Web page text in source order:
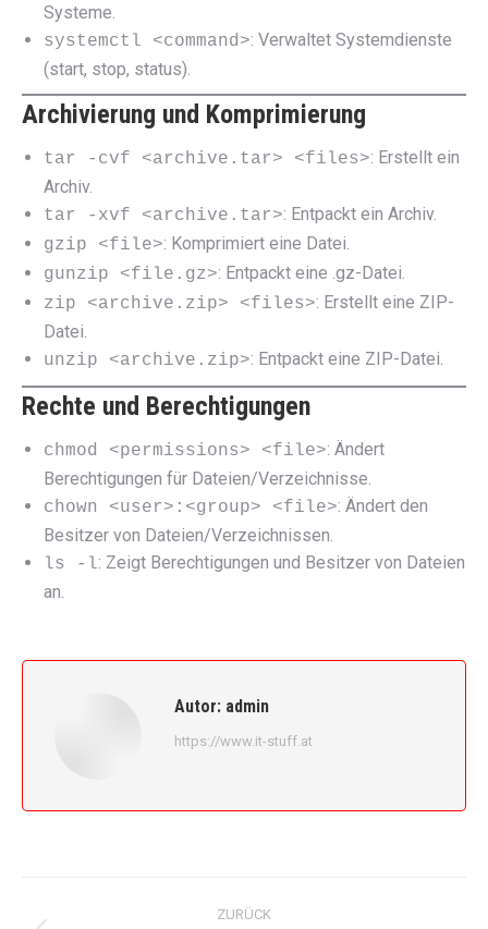
Systeme.
systemctl <command>: Verwaltet Systemdienste
(start, stop, status).
Archivierung und Komprimierung
tar -cvf <archive.tar> <files>: Erstellt ein
Archiv.
tar -xvf <archive.tar>: Entpackt ein Archiv.
gzip <file>: Komprimiert eine Datei.
gunzip <file.gz>: Entpackt eine .gz-Datei.
zip <archive.zip> <files>: Erstellt eine ZIP-
Datei.
unzip <archive.zip>: Entpackt eine ZIP-Datei.
Rechte und Berechtigungen
chmod <permissions> <file>: Ändert
Berechtigungen für Dateien/Verzeichnisse.
chown <user>:<group> <file>: Ändert den
Besitzer von Dateien/Verzeichnissen.
ls -l: Zeigt Berechtigungen und Besitzer von Dateien
an.
Autor: admin
https://www.it-stuff.at
Kommentarnavigation
ZURÜCK